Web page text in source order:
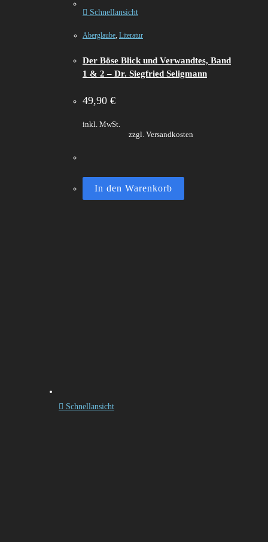
Schnellansicht
Aberglaube, Literatur
Der Böse Blick und Verwandtes, Band
1 & 2 – Dr. Siegfried Seligmann
49,90 €
inkl. MwSt.
zzgl. Versandkosten
In den Warenkorb
Schnellansicht